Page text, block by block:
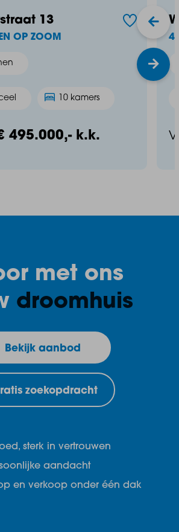
13
OP ZOOM
10 kamers
495.000,- k.k.
met ons
droomhuis
Bekijk aanbod
zoekopdracht
sterk in vertrouwen
aandacht
en verkoop onder één dak